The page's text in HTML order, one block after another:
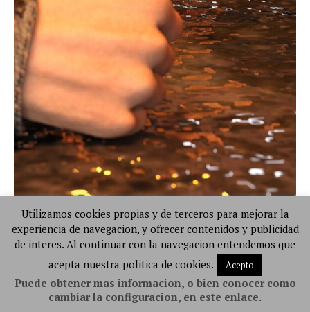
Utilizamos cookies propias y de terceros para mejorar la
experiencia de navegacion, y ofrecer contenidos y publicidad
de interes. Al continuar con la navegacion entendemos que
acepta nuestra politica de cookies.
Acepto
Puede obtener mas informacion, o bien conocer como
cambiar la configuracion, en este enlace.